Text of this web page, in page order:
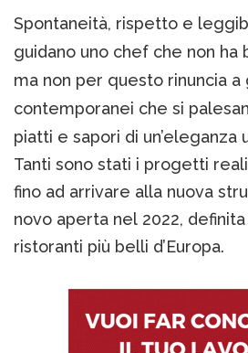
Spontaneità, rispetto e
guidano uno chef che non ha
ma non per questo rinuncia
contemporanei che si
piatti e sapori di un’eleganza
Tanti sono stati i progetti
fino ad arrivare alla nuova
novo aperta nel 2022,
ristoranti più belli d’Europa.